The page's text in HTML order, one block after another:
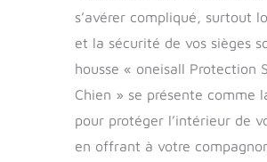
s’avérer compliqué, surtout
et la sécurité de vos sièges
housse « oneisall Protection
Chien » se présente comme
pour protéger l’intérieur de
en offrant à votre